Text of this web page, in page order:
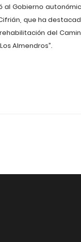
al Gobierno
que ha
del
Almendros”.